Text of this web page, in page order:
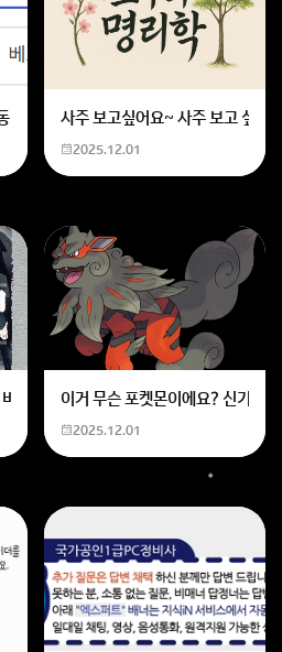
기라서 팬석으로 잡으셨다면 뉴캐
지만, 토트넘을 응원한다해서 문제
니다~
하셔도 될것 같아요!
를 누르면 내용이 보입니다
화 계산할때0하나 빼고 나누기 2하면
사주 보고싶어요~ 사주 보고 싶
2025.12.01
행 마법 저격 여자 기억하기로는 위의 내
이거 무슨 포켓몬이에요? 신기하
2025.12.01